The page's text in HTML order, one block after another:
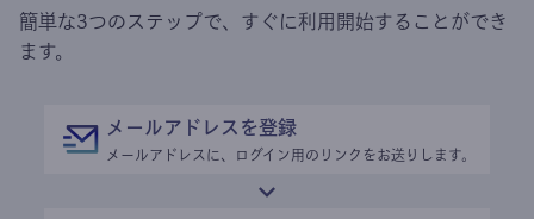
簡単な3つのステップで、すぐに利用開始することができ
ます。
メールアドレスを登録
メールアドレスに、ログイン用のリンクをお送りします。